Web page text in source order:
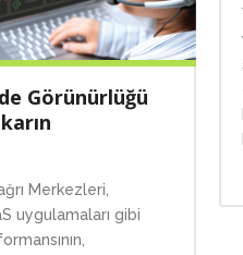
Görünürlüğü
Merkezleri,
uygulamaları gibi